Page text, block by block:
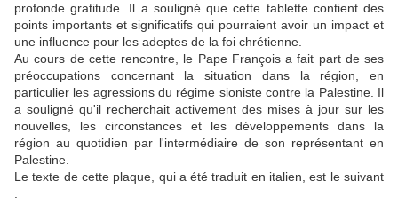
profonde gratitude. Il a souligné que cette tablette contient des
points importants et significatifs qui pourraient avoir un impact et
une influence pour les adeptes de la foi chrétienne.
Au cours de cette rencontre, le Pape François a fait part de ses
préoccupations concernant la situation dans la région, en
particulier les agressions du régime sioniste contre la Palestine. Il
a souligné qu'il recherchait activement des mises à jour sur les
nouvelles, les circonstances et les développements dans la
région au quotidien par l'intermédiaire de son représentant en
Palestine.
Le texte de cette plaque, qui a été traduit en italien, est le suivant
: